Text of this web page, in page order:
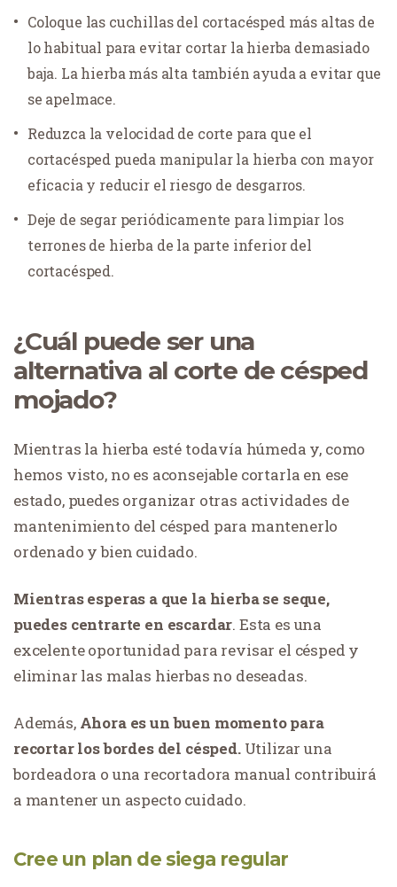
Coloque las cuchillas del cortacésped más altas de
lo habitual para evitar cortar la hierba demasiado
baja. La hierba más alta también ayuda a evitar que
se apelmace.
Reduzca la velocidad de corte para que el
cortacésped pueda manipular la hierba con mayor
eficacia y reducir el riesgo de desgarros.
Deje de segar periódicamente para limpiar los
terrones de hierba de la parte inferior del
cortacésped.
¿Cuál puede ser una
alternativa al corte de césped
mojado?
Mientras la hierba esté todavía húmeda y, como
hemos visto, no es aconsejable cortarla en ese
estado, puedes organizar otras actividades de
mantenimiento del césped para mantenerlo
ordenado y bien cuidado.
Mientras esperas a que la hierba se seque,
puedes centrarte en escardar. Esta es una
excelente oportunidad para revisar el césped y
eliminar las malas hierbas no deseadas.
Además, Ahora es un buen momento para
recortar los bordes del césped. Utilizar una
bordeadora o una recortadora manual contribuirá
a mantener un aspecto cuidado.
Cree un plan de siega regular